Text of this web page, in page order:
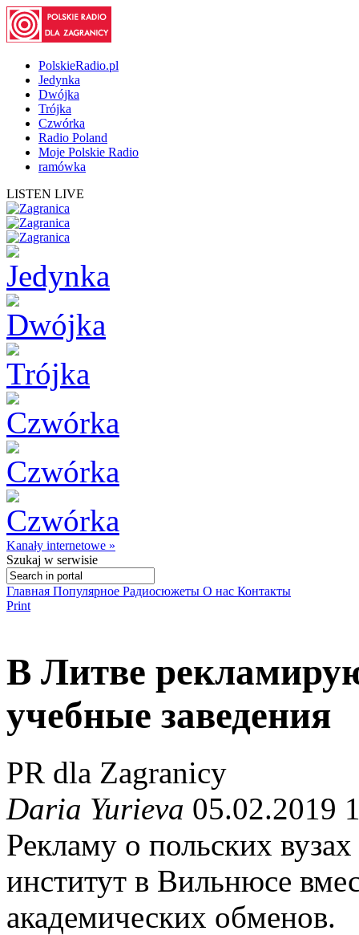
PolskieRadio.pl
Jedynka
Dwójka
Trójka
Czwórka
Radio Poland
Moje Polskie Radio
ramówka
LISTEN LIVE
Kanały internetowe »
Szukaj w serwisie
Главная Популярное Радиосюжеты О нас Контакты
Print
В Литве
учебные заведения
PR dla Zagranicy
Daria Yurieva 05.02.2019
Рекламу о польских
институт в Вильнюсе
академических обменов.